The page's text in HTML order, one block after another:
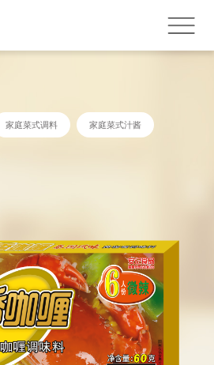
家庭菜式调料 家庭菜式汁酱